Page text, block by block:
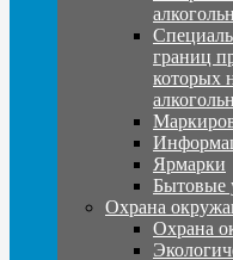
границ
которых
Ярмарки
Бытовые
Охрана
Охрана